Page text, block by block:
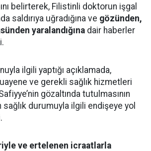
belirterek, Filistinli doktorun işgal
saldırıya uğradığına ve gözünden,
yaralandığına dair haberler
ilgili yaptığı açıklamada,
ve gerekli sağlık hizmetleri
gözaltında tutulmasının
durumuyla ilgili endişeye yol
ve ertelenen icraatlarla